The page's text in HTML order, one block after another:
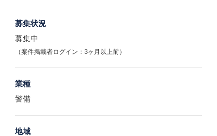
募集状況
募集中
（案件掲載者ログイン：3ヶ月以上前）
業種
警備
地域